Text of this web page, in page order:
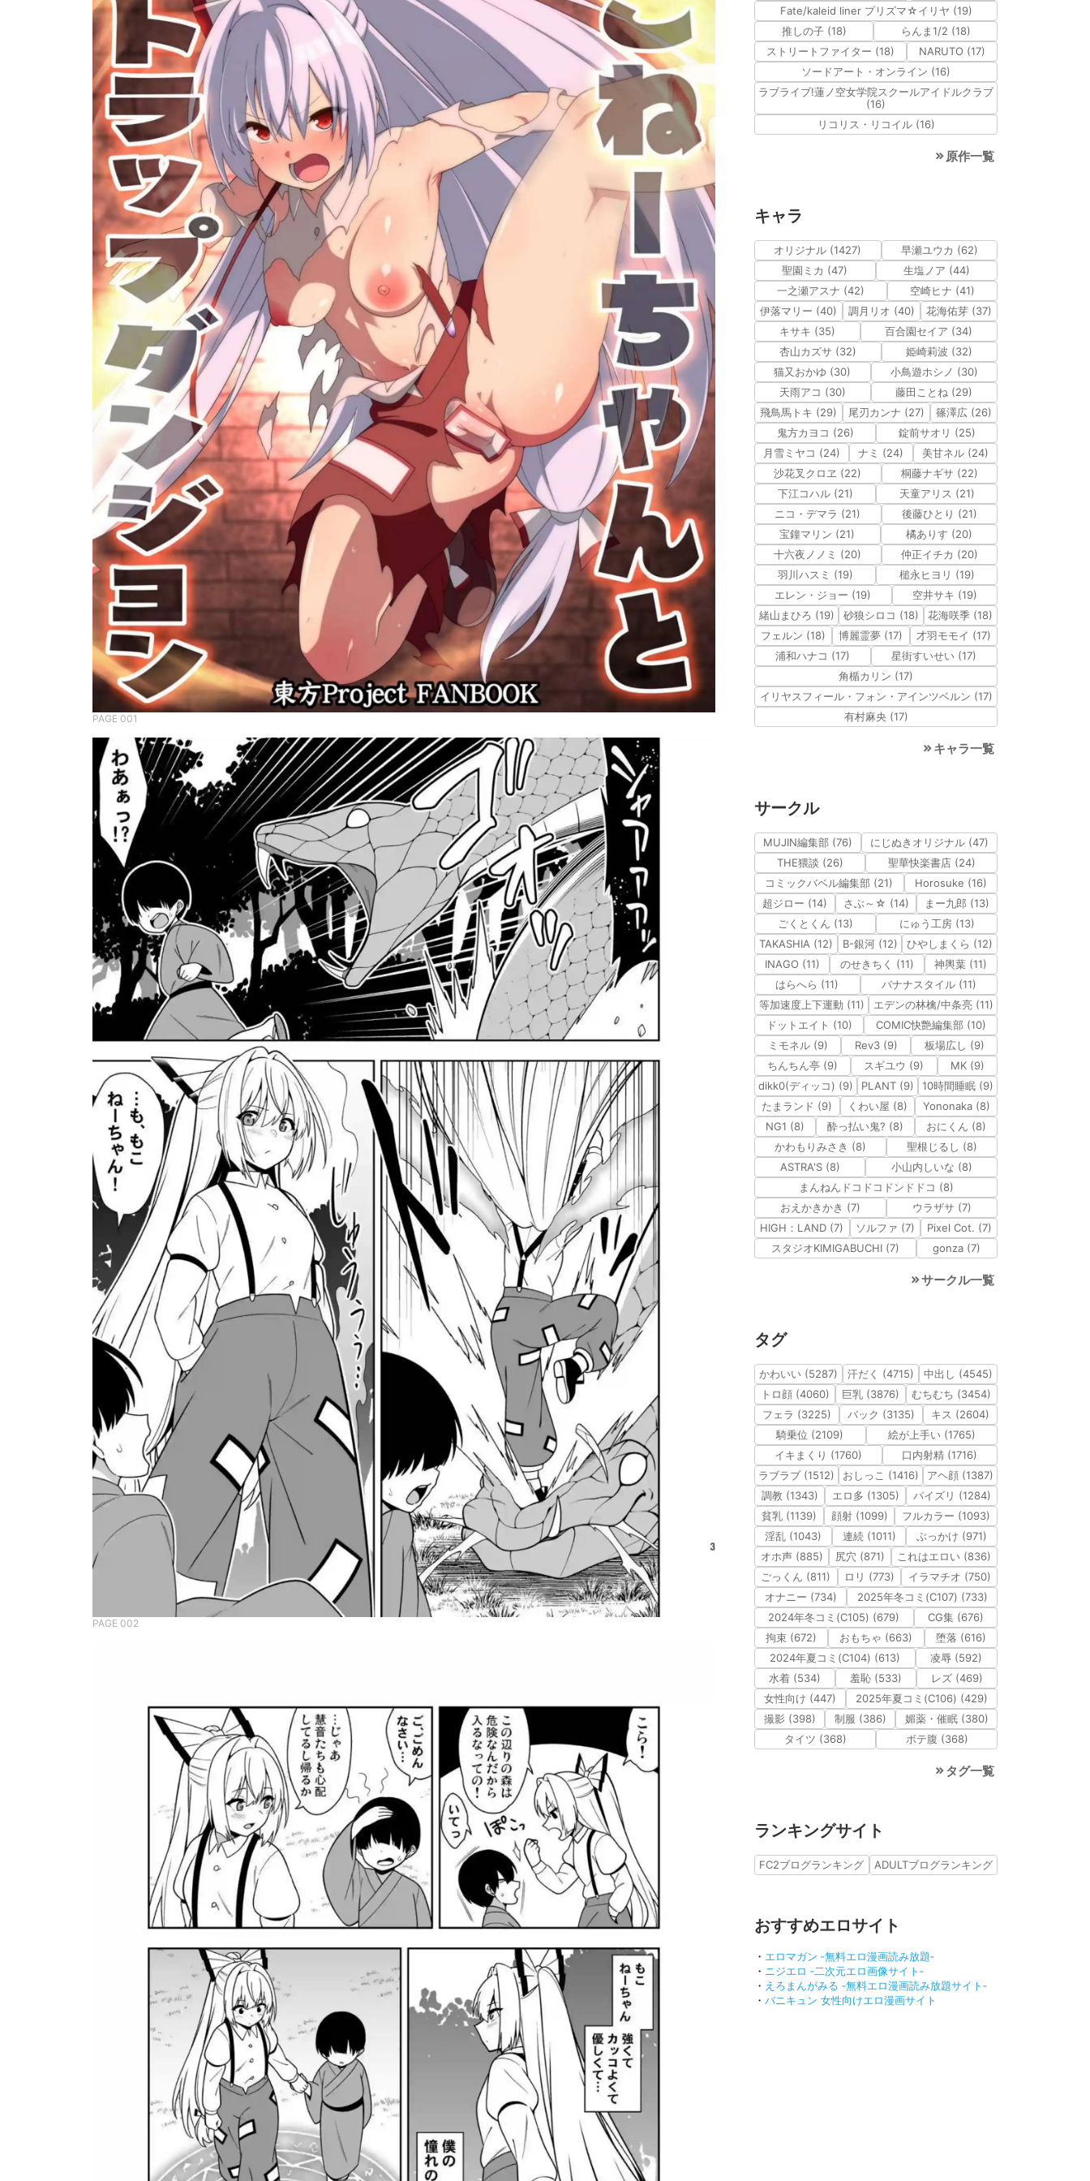
PAGE 001
PAGE 002
Fate/kaleid liner プリズマ☆イリヤ (19)
推しの子 (18)
らんま1/2 (18)
ストリートファイター (18)
NARUTO (17)
ソードアート・オンライン (16)
ラブライブ!蓮ノ空女学院スクールアイドルクラブ
(16)
リコリス・リコイル (16)
原作一覧
キャラ
オリジナル (1427)
早瀬ユウカ (62)
聖園ミカ (47)
生塩ノア (44)
一之瀬アスナ (42)
空崎ヒナ (41)
伊落マリー (40)
調月リオ (40)
花海佑芽 (37)
キサキ (35)
百合園セイア (34)
杏山カズサ (32)
姫崎莉波 (32)
猫又おかゆ (30)
小鳥遊ホシノ (30)
天雨アコ (30)
藤田ことね (29)
飛鳥馬トキ (29)
尾刃カンナ (27)
篠澤広 (26)
鬼方カヨコ (26)
錠前サオリ (25)
月雪ミヤコ (24)
ナミ (24)
美甘ネル (24)
沙花叉クロヱ (22)
桐藤ナギサ (22)
下江コハル (21)
天童アリス (21)
ニコ・デマラ (21)
後藤ひとり (21)
宝鐘マリン (21)
橘ありす (20)
十六夜ノノミ (20)
仲正イチカ (20)
羽川ハスミ (19)
槌永ヒヨリ (19)
エレン・ジョー (19)
空井サキ (19)
緒山まひろ (19)
砂狼シロコ (18)
花海咲季 (18)
フェルン (18)
博麗霊夢 (17)
才羽モモイ (17)
浦和ハナコ (17)
星街すいせい (17)
角楯カリン (17)
イリヤスフィール・フォン・アインツベルン (17)
有村麻央 (17)
キャラ一覧
サークル
MUJIN編集部 (76)
にじぬきオリジナル (47)
THE猥談 (26)
聖華快楽書店 (24)
コミックバベル編集部 (21)
Horosuke (16)
超ジロー (14)
さぶ～☆ (14)
まー九郎 (13)
ごくとくん (13)
にゅう工房 (13)
TAKASHIA (12)
B-銀河 (12)
ひやしまくら (12)
INAGO (11)
のせきちく (11)
神輿葉 (11)
はらへら (11)
バナナスタイル (11)
等加速度上下運動 (11)
エデンの林檎/中条亮 (11)
ドットエイト (10)
COMIC快艶編集部 (10)
ミモネル (9)
Rev3 (9)
板場広し (9)
ちんちん亭 (9)
スギユウ (9)
MK (9)
dikk0(ディッコ) (9)
PLANT (9)
10時間睡眠 (9)
たまランド (9)
くわい屋 (8)
Yononaka (8)
NG1 (8)
酔っ払い鬼? (8)
おにくん (8)
かわもりみさき (8)
聖根じるし (8)
ASTRA'S (8)
小山内しいな (8)
まんねんドコドコドンドドコ (8)
おえかきかき (7)
ウラザサ (7)
HIGH：LAND (7)
ソルファ (7)
Pixel Cot. (7)
スタジオKIMIGABUCHI (7)
gonza (7)
サークル一覧
タグ
かわいい (5287) 汗だく (4715)
中出し (4545)
トロ顔 (4060)
巨乳 (3876)
むちむち (3454)
フェラ (3225)
バック (3135)
キス (2604)
騎乗位 (2109)
絵が上手い (1765)
イキまくり (1760)
口内射精 (1716)
ラブラブ (1512)
おしっこ (1416)
アヘ顔 (1387)
調教 (1343)
エロ多 (1305)
パイズリ (1284)
貧乳 (1139)
顔射 (1099)
フルカラー (1093)
淫乱 (1043)
連続 (1011)
ぶっかけ (971)
オホ声 (885)
尻穴 (871)
これはエロい (836)
ごっくん (811)
ロリ (773)
イラマチオ (750)
オナニー (734)
2025年冬コミ(C107) (733)
2024年冬コミ(C105) (679)
CG集 (676)
拘束 (672)
おもちゃ (663)
堕落 (616)
2024年夏コミ(C104) (613)
凌辱 (592)
水着 (534)
羞恥 (533)
レズ (469)
女性向け (447)
2025年夏コミ(C106) (429)
撮影 (398)
制服 (386)
媚薬・催眠 (380)
タイツ (368)
ボテ腹 (368)
タグ一覧
ランキングサイト
FC2ブログランキング ADULTブログランキング
おすすめエロサイト
・ エロマガン ‐無料エロ漫画読み放題‐
・ ニジエロ ‐二次元エロ画像サイト‐
・ えろまんがみる ‐無料エロ漫画読み放題サイト‐
・ バニキュン 女性向けエロ漫画サイト